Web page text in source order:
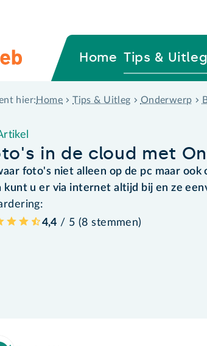
Home Tips & Uitleg
hier: Home Tips & Uitleg Onderwerp
in de cloud met
foto's niet alleen op de pc maar
kunt u er via internet altijd bij en ze
4,4 / 5 (8 stemmen)